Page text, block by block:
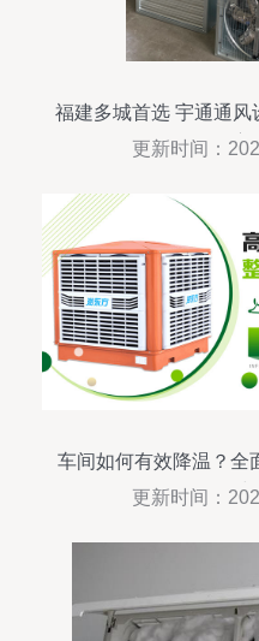
福建多城首选 宇通通
湿度
更新时间：
车间如何有效降温？全
更新时间：